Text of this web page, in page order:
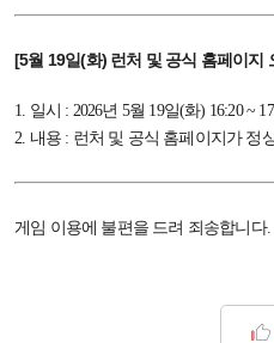
[5월 19일(화) 런처 및 공식 홈페이지
1. 일시 : 2026년 5월 19일(화) 16:20 ~
2. 내용 : 런처 및 공식 홈페이지가 정
게임 이용에 불편을 드려 죄송합니다.